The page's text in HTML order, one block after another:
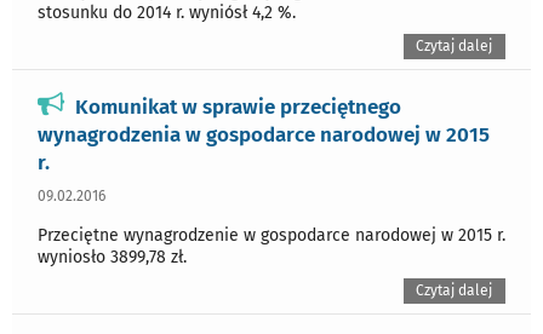
stosunku do 2014 r. wyniósł 4,2 %.
Czytaj dalej
Komunikat w sprawie przeciętnego
wynagrodzenia w gospodarce narodowej w 2015
r.
09.02.2016
Przeciętne wynagrodzenie w gospodarce narodowej w 2015 r.
wyniosło 3899,78 zł.
Czytaj dalej